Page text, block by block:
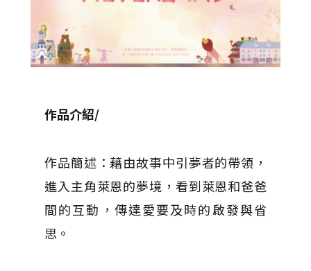
作品介紹/
作品簡述：藉由故事中引夢者的帶領，
進入主角萊恩的夢境，看到萊恩和爸爸
間的互動，傳達愛要及時的啟發與省
思。